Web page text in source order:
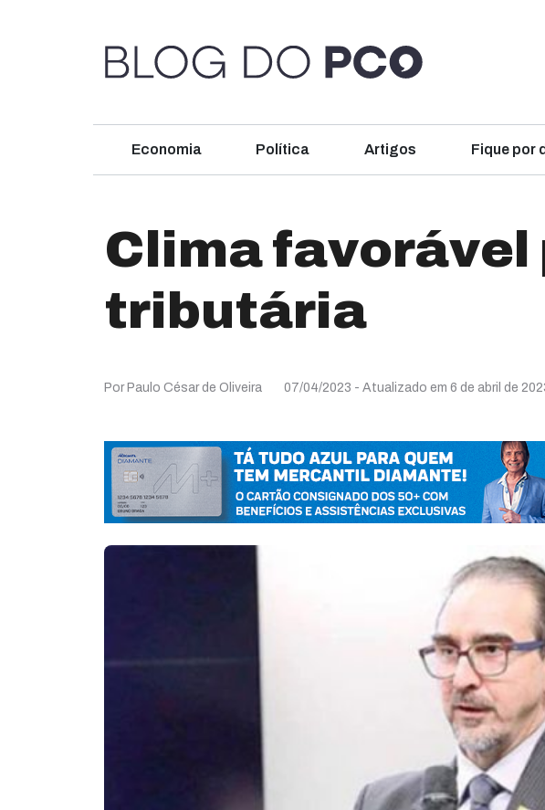
Economia Política Artigos Fique por
Clima favorável
tributária
Por Paulo César de Oliveira 07/04/2023 - Atualizado em 6 de abril de